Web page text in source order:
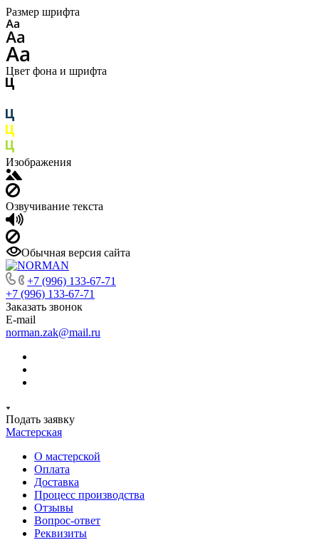
Размер шрифта
Цвет фона и шрифта
Изображения
Озвучивание текста
Обычная версия сайта
+7 (996) 133-67-71
+7 (996) 133-67-71
Заказать звонок
E-mail
norman.zak@mail.ru
Подать заявку
Мастерская
О мастерской
Оплата
Доставка
Процесс производства
Отзывы
Вопрос-ответ
Реквизиты